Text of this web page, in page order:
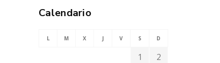
Calendario
L M X J V S D
1
2